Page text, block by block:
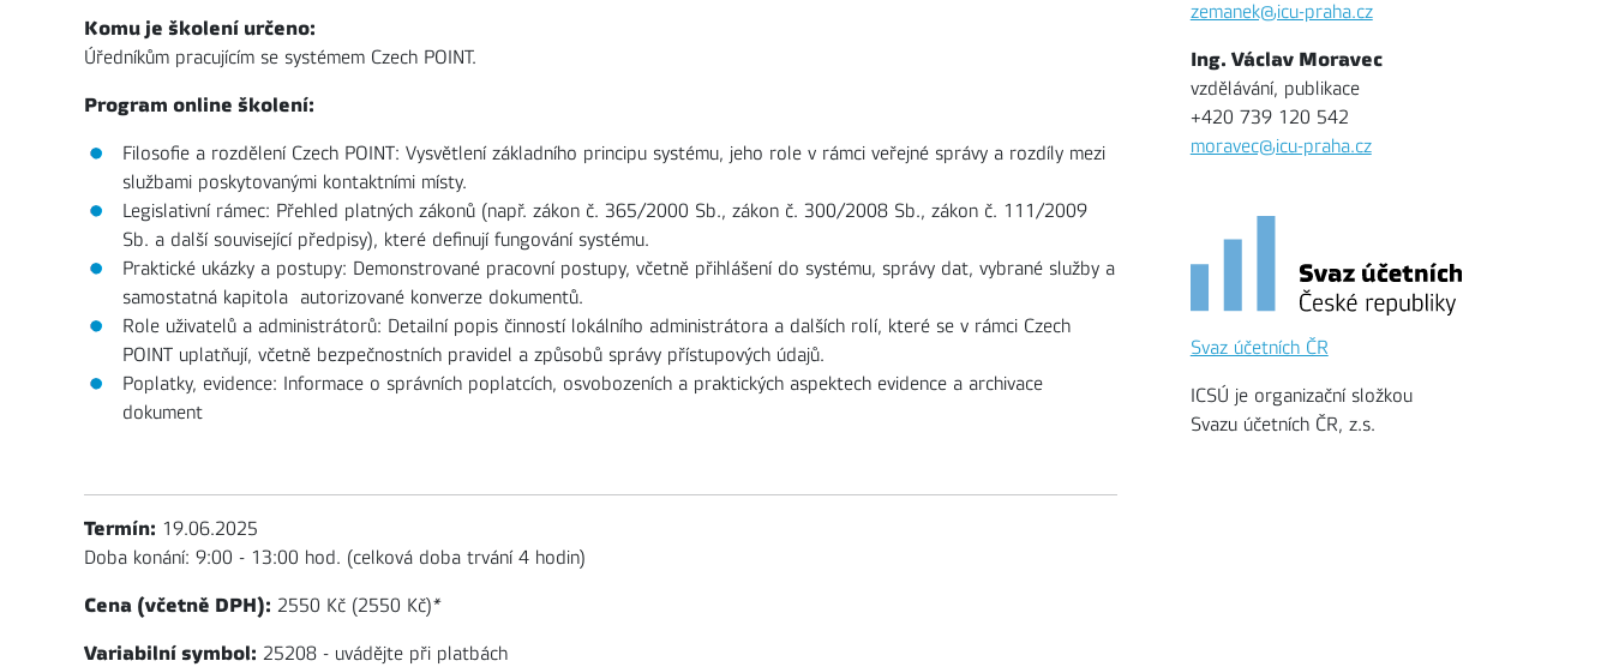
Komu je školení určeno:
Úředníkům pracujícím se systémem Czech POINT.
Program online školení:
Filosofie a rozdělení Czech POINT: Vysvětlení základního principu systému, jeho role v rámci veřejné správy a rozdíly mezi
službami poskytovanými kontaktními místy.
Legislativní rámec: Přehled platných zákonů (např. zákon č. 365/2000 Sb., zákon č. 300/2008 Sb., zákon č. 111/2009
Sb. a další související předpisy), které definují fungování systému.
Praktické ukázky a postupy: Demonstrované pracovní postupy, včetně přihlášení do systému, správy dat, vybrané služby a
samostatná kapitola autorizované konverze dokumentů.
Role uživatelů a administrátorů: Detailní popis činností lokálního administrátora a dalších rolí, které se v rámci Czech
POINT uplatňují, včetně bezpečnostních pravidel a způsobů správy přístupových údajů.
Poplatky, evidence: Informace o správních poplatcích, osvobozeních a praktických aspektech evidence a archivace
dokument
Termín: 19.06.2025
Doba konání: 9:00 - 13:00 hod. (celková doba trvání 4 hodin)
Cena (včetně DPH): 2550 Kč (2550 Kč)*
Variabilní symbol: 25208 - uvádějte při platbách
zemanek@icu-praha.cz
Ing. Václav Moravec
vzdělávání, publikace
+420 739 120 542
moravec@icu-praha.cz
Svaz účetních ČR
ICSÚ je organizační složkou
Svazu účetních ČR, z.s.